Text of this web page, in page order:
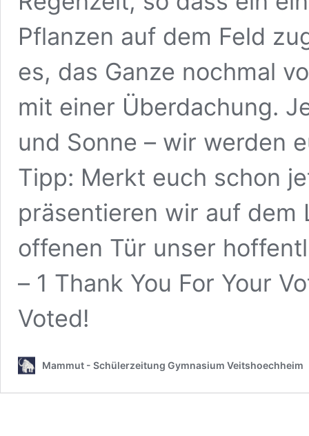
Pflanzen auf dem Feld
es, das Ganze nochmal
mit einer Überdachung.
und Sonne – wir werden
Tipp: Merkt euch schon
präsentieren wir auf dem
offenen Tür unser
– 1 Thank You For Your
Voted!
Mammut - Schülerzeitung Gymnasium Veitshoechheim